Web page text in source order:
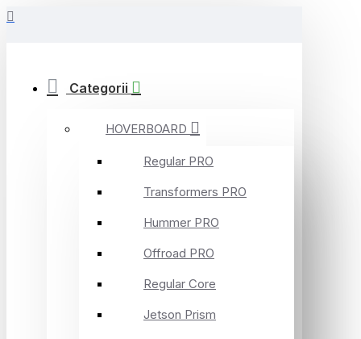
Categorii
HOVERBOARD
Regular PRO
Transformers PRO
Hummer PRO
Offroad PRO
Regular Core
Jetson Prism